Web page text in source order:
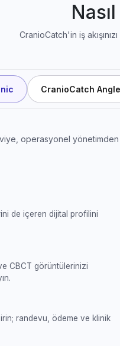
Nasıl
CranioCatch'in iş
CranioCatch Angle
operasyonel yönetimden
de içeren dijital profilini
CBCT görüntülerinizi
randevu, ödeme ve klinik